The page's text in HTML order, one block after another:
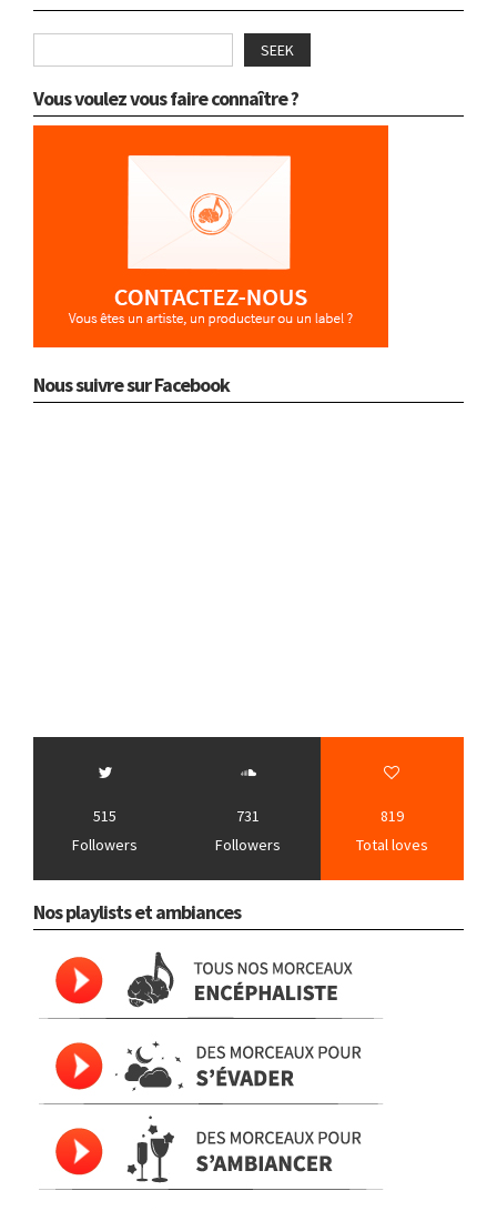
SEEK
Vous voulez vous faire connaître ?
Nous suivre sur Facebook
515
Followers
731
Followers
819
Total loves
Nos playlists et ambiances